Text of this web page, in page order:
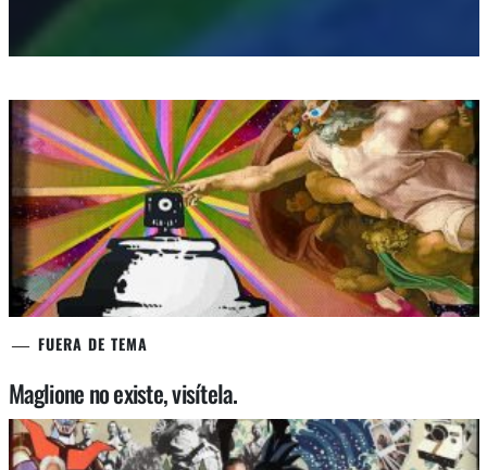
FUERA DE TEMA
Maglione no existe, visítela.